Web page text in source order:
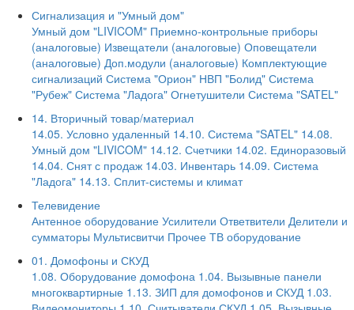
Сигнализация и "Умный дом"
Умный дом "LIVICOM" Приемно-контрольные приборы
(аналоговые) Извещатели (аналоговые) Оповещатели
(аналоговые) Доп.модули (аналоговые) Комплектующие
сигнализаций Система "Орион" НВП "Болид" Система
"Рубеж" Система "Ладога" Огнетушители Система "SATEL"
14. Вторичный товар/материал
14.05. Условно удаленный 14.10. Система "SATEL" 14.08.
Умный дом "LIVICOM" 14.12. Счетчики 14.02. Единоразовый
14.04. Снят с продаж 14.03. Инвентарь 14.09. Система
"Ладога" 14.13. Сплит-системы и климат
Телевидение
Антенное оборудование Усилители Ответвители Делители и
сумматоры Мультисвитчи Прочее ТВ оборудование
01. Домофоны и СКУД
1.08. Оборудование домофона 1.04. Вызывные панели
многоквартирные 1.13. ЗИП для домофонов и СКУД 1.03.